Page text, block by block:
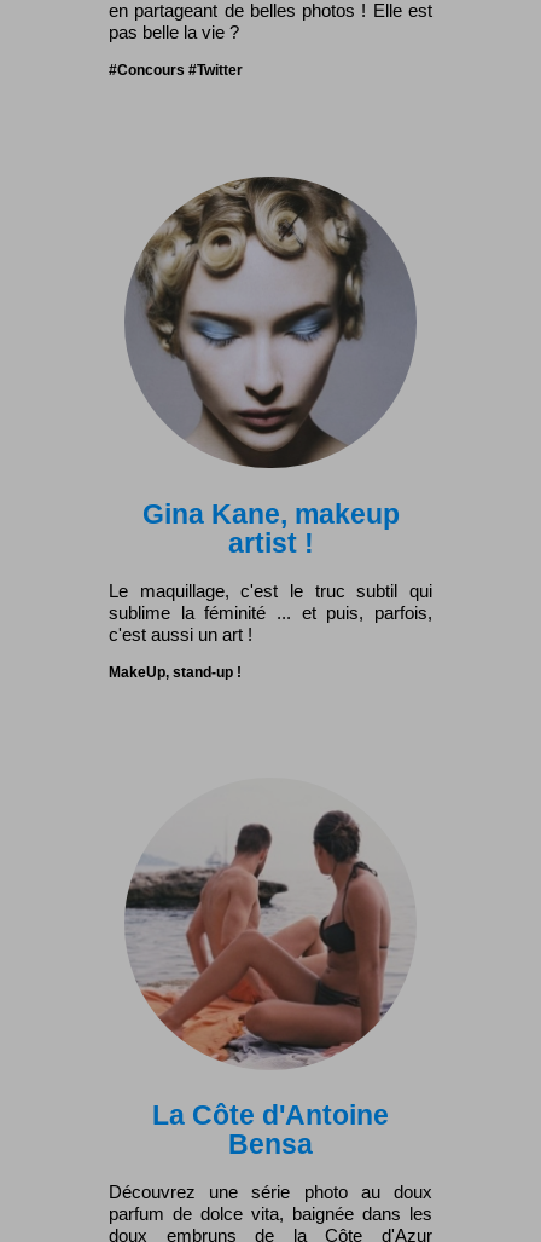
en partageant de belles photos ! Elle est
pas belle la vie ?
#Concours #Twitter
Gina Kane, makeup
artist !
Le maquillage, c'est le truc subtil qui
sublime la féminité ... et puis, parfois,
c'est aussi un art !
MakeUp, stand-up !
La Côte d'Antoine
Bensa
Découvrez une série photo au doux
parfum de dolce vita, baignée dans les
doux embruns de la Côte d'Azur